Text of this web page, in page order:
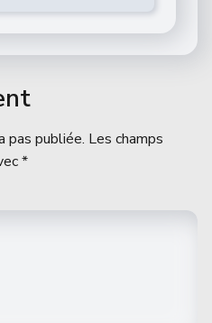
pas publiée. Les champs
*